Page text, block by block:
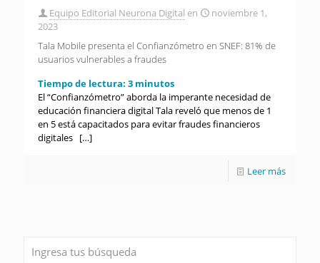
Equipo Editorial Neurona Digital en
noviembre 1,
2023
Tala Mobile presenta el Confianzómetro en SNEF: 81% de
usuarios vulnerables a fraudes
Tiempo de lectura: 3 minutos
El “Confianzómetro” aborda la imperante necesidad de
educación financiera digital Tala reveló que menos de 1
en 5 está capacitados para evitar fraudes financieros
digitales […]
Leer más